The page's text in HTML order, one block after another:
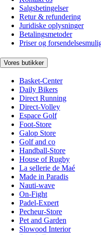
Salgsbetingelser
Retur & refundering
Juridiske oplysninger
Betalingsmetoder
Priser og
Vores butikker
Basket-Center
Daily Bikers
Direct Running
Direct-Volley
Espace Golf
Foot-Store
Galop Store
Golf and co
Handball-Store
House of Rugby
La sellerie de Maé
Made in Paradis
Nauti-wave
On-Fight
Padel-Expert
Pecheur-Store
Pet and Garden
Slowood Interior